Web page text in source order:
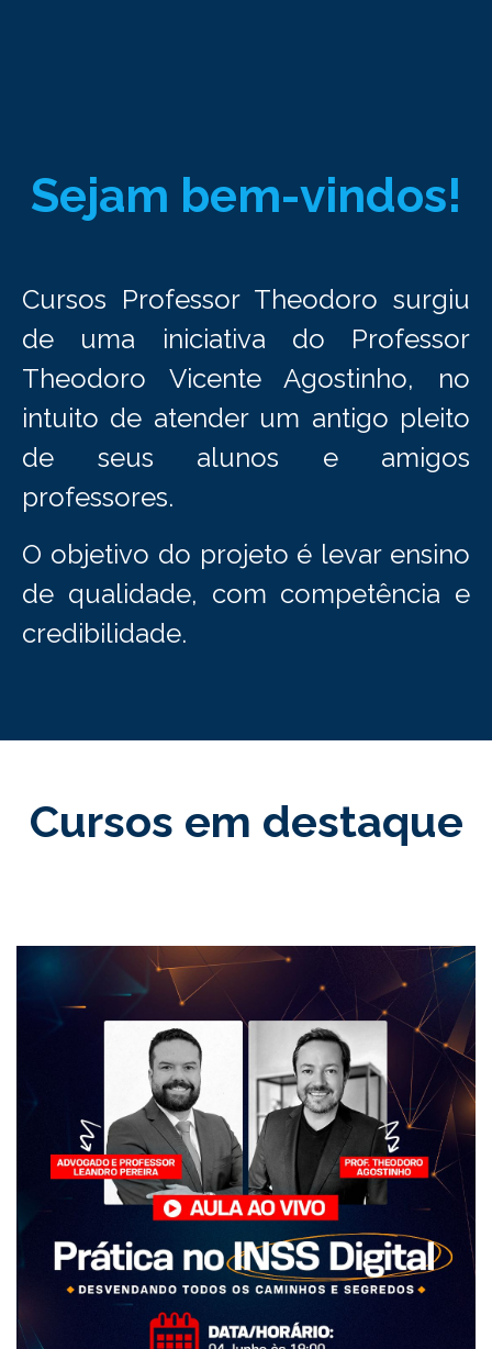
Cursos Professor Theodoro surgiu
Theodoro Vicente Agostinho, no
intuito de atender um antigo pleito
de seus alunos e amigos
professores.
O objetivo do projeto é levar ensino
de qualidade, com competência e
credibilidade.
Cursos em destaque